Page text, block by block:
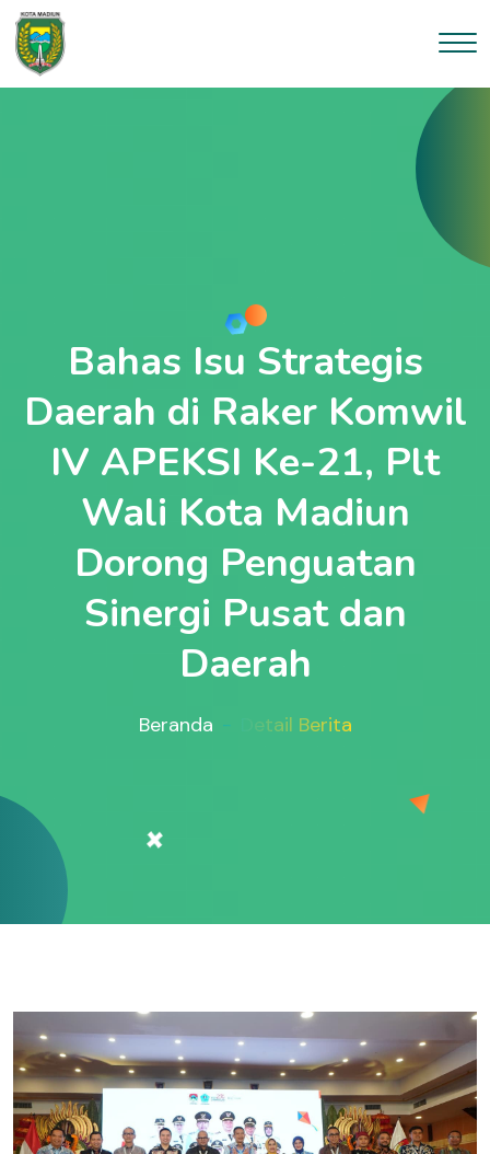
Bahas Isu Strategis
Daerah di Raker Komwil
IV APEKSI Ke-21, Plt
Wali Kota Madiun
Dorong Penguatan
Sinergi Pusat dan
Daerah
Beranda Detail Berita